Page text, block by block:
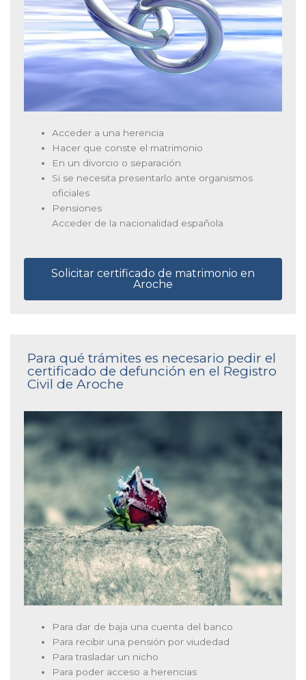
Acceder a una herencia
Hacer que conste el matrimonio
En un divorcio o separación
Si se necesita presentarlo ante organismos
oficiales
Pensiones
Acceder de la nacionalidad española
Solicitar certificado de matrimonio en
Aroche
Para qué trámites es necesario pedir el
certificado de defunción en el Registro
Civil de Aroche
Para dar de baja una cuenta del banco
Para recibir una pensión por viudedad
Para trasladar un nicho
Para poder acceso a herencias